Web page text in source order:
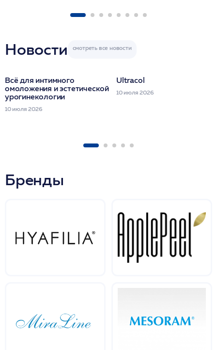
Новости
Всё для интимного
омоложения и эстетической
урогинекологии
10 июля 2026
Ultracol
10 июля 2026
Бренды